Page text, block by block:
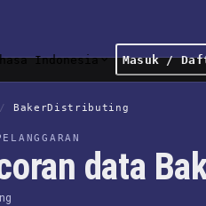
Indonesia Masuk /
/ BakerDistributing
data